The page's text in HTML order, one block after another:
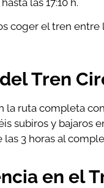
coger el tren entre
Tren
la ruta completa
subiros y bajaros
3 horas al
en el